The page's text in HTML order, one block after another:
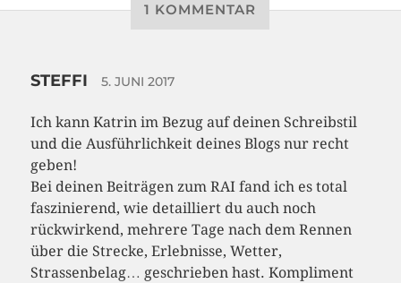
1 KOMMENTAR
STEFFI 5. JUNI 2017
Ich kann Katrin im Bezug auf deinen Schreibstil
und die Ausführlichkeit deines Blogs nur recht
geben!
Bei deinen Beiträgen zum RAI fand ich es total
faszinierend, wie detailliert du auch noch
rückwirkend, mehrere Tage nach dem Rennen
über die Strecke, Erlebnisse, Wetter,
Strassenbelag… geschrieben hast. Kompliment